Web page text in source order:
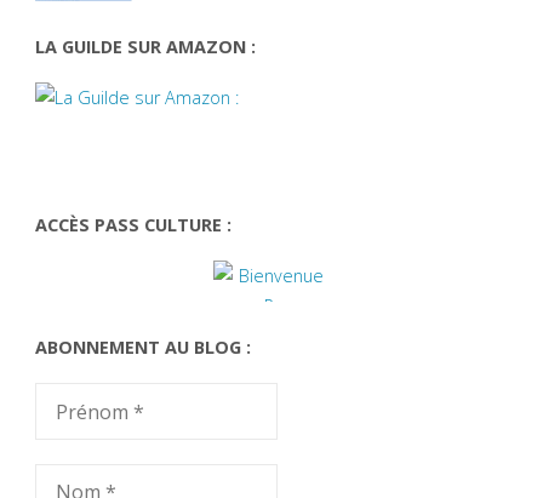
LA GUILDE SUR AMAZON :
ACCÈS PASS CULTURE :
ABONNEMENT AU BLOG :